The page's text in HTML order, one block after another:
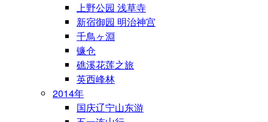
上野公园 浅草寺
新宿御园 明治神宫
千鳥ヶ淵
镰仓
礁溪花莲之旅
英西峰林
2014年
国庆辽宁山东游